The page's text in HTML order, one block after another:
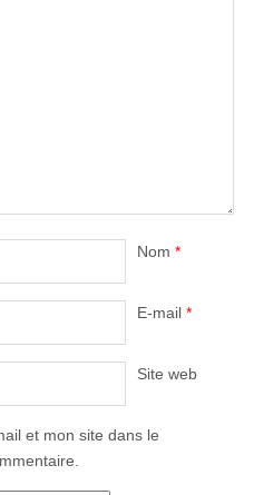
Nom *
E-mail *
Site web
et mon site dans le